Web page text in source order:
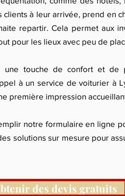
à leur arrivée, prend en
repartir. Cela permet aux
pour les lieux avec peu de
touche de confort et de
à un service de voiturier à
première impression
notre formulaire en ligne
solutions sur mesure pour
des devis gratuits